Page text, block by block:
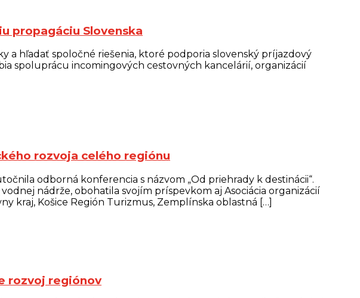
propagáciu Slovenska
a hľadať spoločné riešenia, ktoré podporia slovenský príjazdový
spoluprácu incomingových cestovných kancelárií, organizácií
rozvoja celého regiónu
odborná konferencia s názvom „Od priehrady k destinácii“.
nádrže, obohatila svojím príspevkom aj Asociácia organizácií
kraj, Košice Región Turizmus, Zemplínska oblastná […]
rozvoj regiónov